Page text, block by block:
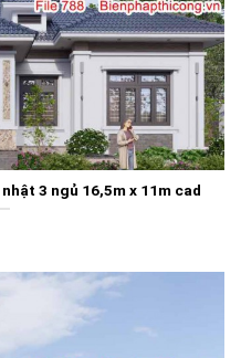
3 ngủ 16,5m x 11m cad